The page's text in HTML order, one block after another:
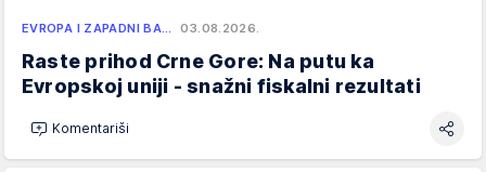
EVROPA I ZAPADNI BA… 03.08.2026.
Raste prihod Crne Gore: Na putu ka
Evropskoj uniji - snažni fiskalni rezultati
Komentariši